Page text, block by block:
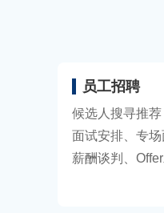
员工招聘
候选人搜寻推荐
面试安排、专
薪酬谈判、